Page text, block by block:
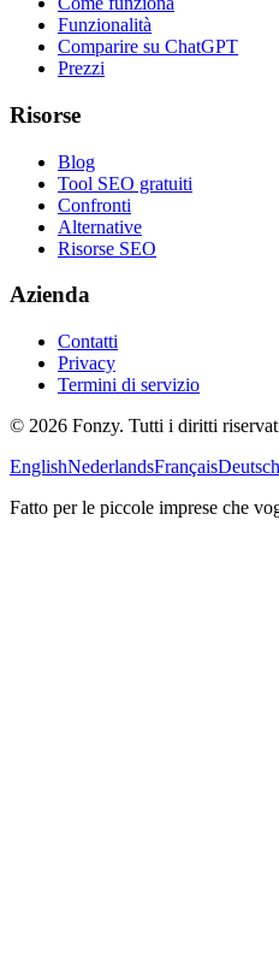
Funzionalità
Comparire su ChatGPT
Prezzi
Risorse
Blog
Tool SEO gratuiti
Confronti
Alternative
Risorse SEO
Azienda
Contatti
Privacy
Termini di servizio
© 2026 Fonzy. Tutti i diritti
EnglishNederlandsFrançaisDeutsch
Fatto per le piccole imprese che